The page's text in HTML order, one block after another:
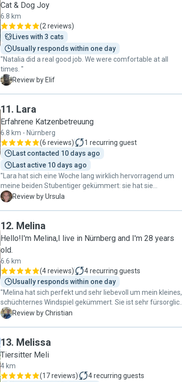
Cat & Dog Joy
6.8 km
(2 reviews)
Lives with 3 cats
Usually responds within one day
"Natalia did a real good job. We were comfortable at all
times. "
E
Review by Elif
11. Lara
Erfahrene Katzenbetreuung
6.8 km - Nürnberg
(6 reviews) 1 recurring guest
Last contacted 10 days ago
Last active 10 days ago
"Lara hat sich eine Woche lang wirklich hervorragend um
meine beiden Stubentiger gekümmert: sie hat sie
gefüttert, Katzenklo gemacht und sogar mit ihnen gespielt.
Lara nur eines sagen: sie ist eine fantastische
Katzensitterin und ich werde sie bei Bedarf auf jeden Fall
wieder buchen. Vielen lieben Dank!"
U Review by Ursula
12. Melina
Hello!I'm Melina,I live in Nürnberg and I'm 28 years
old.
6.6 km
(4 reviews) 4recurring guests
Usually responds within one day
"Melina hat sich perfekt und sehr liebevoll um mein kleines,
schüchternes Windspiel gekümmert. Sie ist sehr fürsorglich
und vertrauenswürdig, und hat mir sogar während meiner
emptehlen, sie hat ein wirklich gutes Händchen für Hunde,
die ein bisschen ängstlich sind bei Fremden. Ich were sie
C Review by Christian
13. Melissa
Tiersitter Meli
4 km
(17 reviews) 4recurring guests